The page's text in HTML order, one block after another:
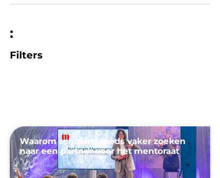
:
Filters
Waarom scholen steeds vaker zoeken
naar een partner voor het mentoraat